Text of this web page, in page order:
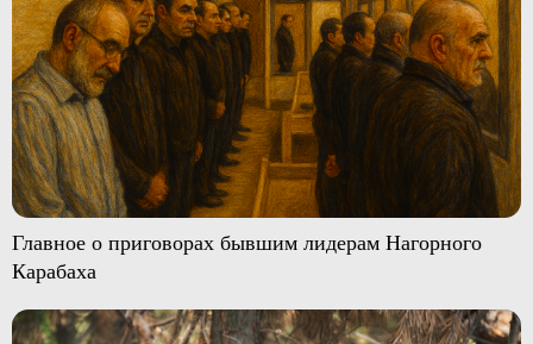
Главное о приговорах бывшим лидерам Нагорного
Карабаха